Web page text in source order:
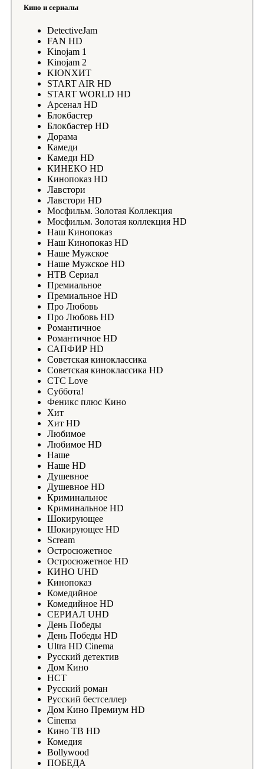
Кино и сериалы
DetectiveJam
FAN HD
Kinojam 1
Kinojam 2
KIONХИТ
START AIR HD
START WORLD HD
Арсенал HD
Блокбастер
Блокбастер HD
Дорама
Камеди
Камеди HD
КИНЕКО HD
Кинопоказ HD
Лавстори
Лавстори HD
Мосфильм. Золотая Коллекция
Мосфильм. Золотая коллекция HD
Наш Кинопоказ
Наш Кинопоказ HD
Наше Мужское
Наше Мужское HD
НТВ Сериал
Премиальное
Премиальное HD
Про Любовь
Про Любовь HD
Романтичное
Романтичное HD
САПФИР HD
Советская киноклассика
Советская киноклассика HD
СТС Love
Суббота!
Феникс плюс Кино
Хит
Хит HD
Любимое
Любимое HD
Наше
Наше HD
Душевное
Душевное HD
Криминальное
Криминальное HD
Шокирующее
Шокирующее HD
Scream
Остросюжетное
Остросюжетное HD
КИНО UHD
Кинопоказ
Комедийное
Комедийное HD
СЕРИАЛ UHD
День Победы
День Победы HD
Ultra HD Cinema
Русский детектив
Дом Кино
НСТ
Русский роман
Русский бестселлер
Дом Кино Премиум HD
Cinema
Кино ТВ HD
Комедия
Bollywood
ПОБЕДА